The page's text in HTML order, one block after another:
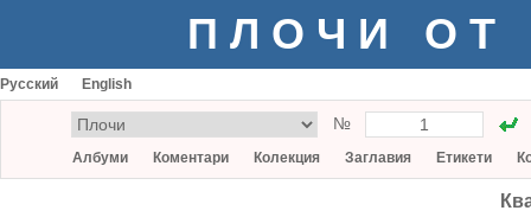
ПЛОЧИ ОТ
Русский English
№
Албуми Коментари Колекция Заглавия Етикети